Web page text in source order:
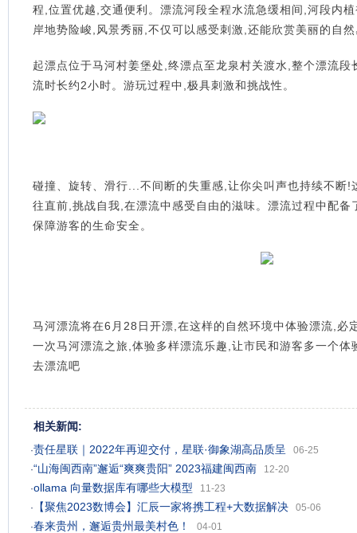
程,位置优越,交通便利。 漂流河段全程水流急缓相间,河段内
岸地势险峻,风景秀丽,不仅可以感受刺激,还能欣赏美丽的自
起漂点位于马河村姜堡处,终漂点至龙泉村关渡水,整个漂流
流时长约2小时。游玩过程中,极具刺激和挑战性。
碰撞、旋转、滑行...不间断的失重感,让你尖叫声也持续不断!
往直前,挑战自我,在漂流中感受自由的滋味。漂流过程中配备
保障游客的生命安全。
马河漂流将在6月28日开漂,在这样的自然环境中体验漂流,必
一次马河漂流之旅,体验多样漂流乐趣,让市民和游客多一个
去漂流吧
相关新闻:
·责任星联｜2022年再迎交付，星联·御象湖高品质呈
06-25
·“山海闽西南”邂逅“爽爽贵阳” 2023福建闽西南
12-20
·ollama 向量数据库有哪些大模型
11-23
·
【聚焦2023数博会】汇辰一家将携工程+大数据解决
05-06
·春来贵州，邂逅贵州最美村色！
04-01